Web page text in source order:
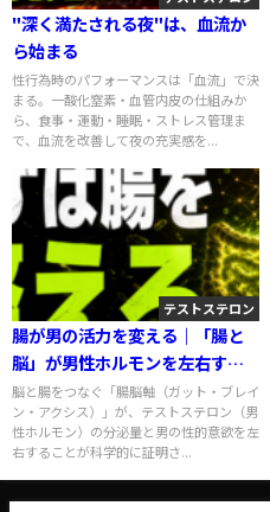
"深く満たされる夜"は、血流か
ら始まる
性行為時のパフォーマンスは「血流」で決
まる。一酸化窒素・血管内皮の仕組みか
ら、食事・運動・睡眠・ストレス管理ま
で、血流を改善して夜の充実感を...
テストステロン
腸が男の活力を変える｜「腸と
脳」が男性ホルモンを左右する
科学
脳と腸をつなぐ「腸脳軸（ガット・ブレイ
ン・アクシス）」が、テストステロン（男
性ホルモン）の分泌量と男の性的意欲を左
右することが科学的に証明さ...